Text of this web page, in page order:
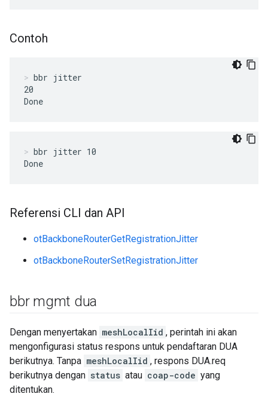
Contoh
bbr jitter
20
Done
bbr jitter 10
Done
Referensi CLI dan API
otBackboneRouterGetRegistrationJitter
otBackboneRouterSetRegistrationJitter
bbr mgmt dua
Dengan menyertakan meshLocalIid , perintah ini akan
mengonfigurasi status respons untuk pendaftaran DUA
berikutnya. Tanpa meshLocalIid , respons DUA.req
berikutnya dengan status atau coap-code yang
ditentukan.